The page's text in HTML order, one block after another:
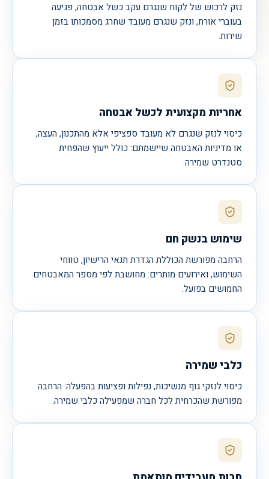
נזק לרכוש של לקוח שנגרם עקב כשל אבטחה, פגיעה
בעוברי אורח, ונזק שנגרם מעובד שחרג מסמכותו בזמן
שירות.
אחריות מקצועית לכשל אבטחה
כיסוי לנזק שנגרם לא מעובד ספציפי אלא מהתכנון, העצה,
או מדיניות האבטחה שיישמתם: כולל ייעוץ שהפחית
סטנדרט שמירה.
שימוש בנשק חם
הרחבה מפורשת הכוללת הגדרת תנאי הרישיון, טווחי
השימוש, ואירועים מותרים: מחושבת לפי מספר המאבטחים
החמושים בפועל.
כלבי שמירה
כיסוי לנזקי גוף מנשיכות, נפילות ופציעות בהפעלה: הרחבה
מפורשת שהכרחית לכל חברה שמפעילה כלבי שמירה.